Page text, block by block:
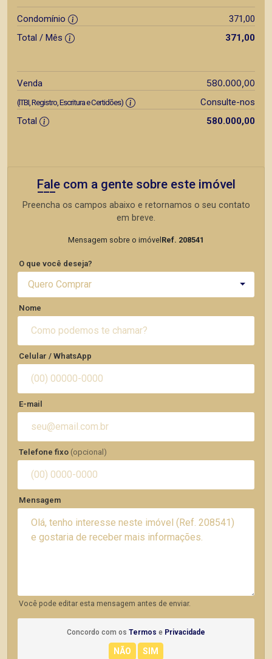
Condomínio
371,00
Total / Mês
371,00
Venda 580.000,00
(ITBI, Registro, Escritura e Certidões)
Consulte-nos
Total
580.000,00
Fale com a gente sobre este imóvel
Preencha os campos abaixo e retornamos o seu contato
em breve.
Mensagem sobre o imóvel Ref. 208541
O que você deseja?
Quero Comprar
Nome
Celular / WhatsApp
E-mail
Telefone fixo (opcional)
Mensagem
Você pode editar esta mensagem antes de enviar.
Concordo com os Termos e Privacidade